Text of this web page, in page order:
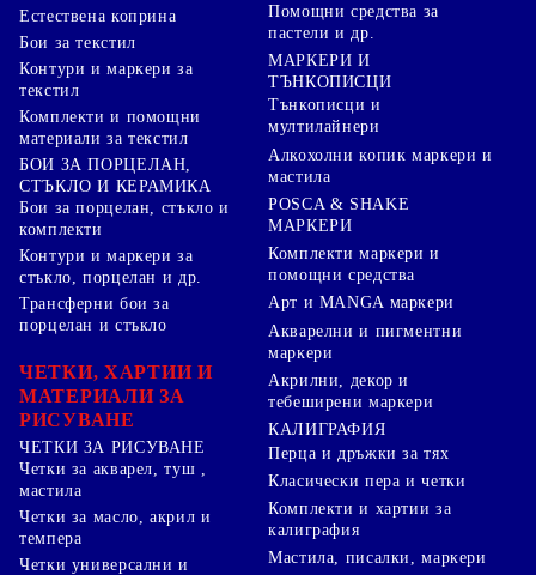
Естествена коприна
Бои за текстил
Контури и маркери за
текстил
Комплекти и помощни
материали за текстил
БОИ ЗА ПОРЦЕЛАН,
СТЪКЛО И КЕРАМИКА
Бои за порцелан, стъкло и
комплекти
Контури и маркери за
стъкло, порцелан и др.
Трансферни бои за
порцелан и стъкло
ЧЕТКИ, ХАРТИИ И
МАТЕРИАЛИ ЗА
РИСУВАНЕ
ЧЕТКИ ЗА РИСУВАНЕ
Четки за акварел, туш ,
мастила
Четки за масло, акрил и
темпера
Четки универсални и
Помощни средства за
пастели и др.
МАРКЕРИ И
ТЪНКОПИСЦИ
Тънкописци и
мултилайнери
Алкохолни копик маркери и
мастила
POSCA & SHAKE
МАРКЕРИ
Комплекти маркери и
помощни средства
Арт и MANGA маркери
Акварелни и пигментни
маркери
Акрилни, декор и
тебеширени маркери
КАЛИГРАФИЯ
Перца и дръжки за тях
Класически пера и четки
Комплекти и хартии за
калиграфия
Мастила, писалки, маркери